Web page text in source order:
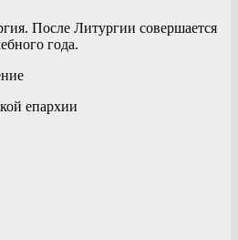
После Литургии совершается
года.
епархии